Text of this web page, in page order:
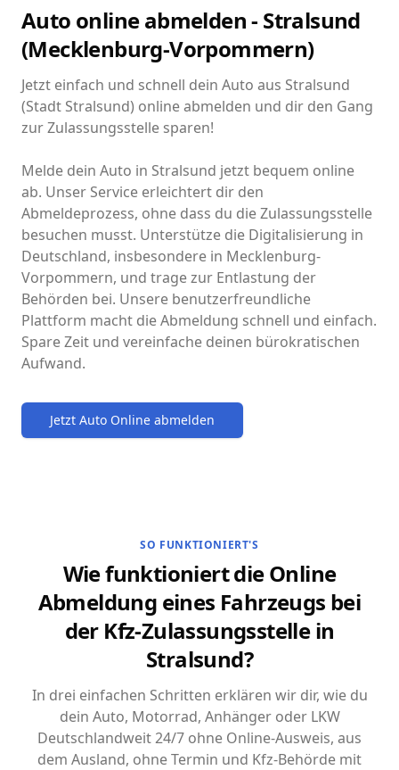
Auto online abmelden - Stralsund
(Mecklenburg-Vorpommern)
Jetzt einfach und schnell dein Auto aus Stralsund
(Stadt Stralsund) online abmelden und dir den Gang
zur Zulassungsstelle sparen!
Melde dein Auto in Stralsund jetzt bequem online
ab. Unser Service erleichtert dir den
Abmeldeprozess, ohne dass du die Zulassungsstelle
besuchen musst. Unterstütze die Digitalisierung in
Deutschland, insbesondere in Mecklenburg-
Vorpommern, und trage zur Entlastung der
Behörden bei. Unsere benutzerfreundliche
Plattform macht die Abmeldung schnell und einfach.
Spare Zeit und vereinfache deinen bürokratischen
Aufwand.
Jetzt Auto Online abmelden
SO FUNKTIONIERT'S
Wie funktioniert die Online
Abmeldung eines Fahrzeugs bei
der Kfz-Zulassungsstelle in
Stralsund?
In drei einfachen Schritten erklären wir dir, wie du
dein Auto, Motorrad, Anhänger oder LKW
Deutschlandweit 24/7 ohne Online-Ausweis, aus
dem Ausland, ohne Termin und Kfz-Behörde mit